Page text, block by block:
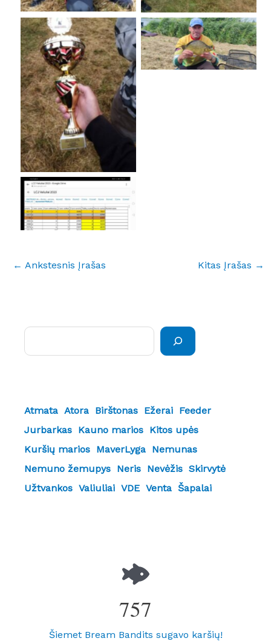
No Caption
No Caption
No Caption
← Ankstesnis Įrašas Kitas Įrašas →
Atmata Atora Birštonas Ežerai Feeder
Jurbarkas Kauno marios Kitos upės
Kuršių marios MaverLyga Nemunas
Nemuno žemupys Neris Nevėžis Skirvytė
Užtvankos Valiuliai VDE Venta Šapalai
757
Šiemet Bream Bandits sugavo karšių!